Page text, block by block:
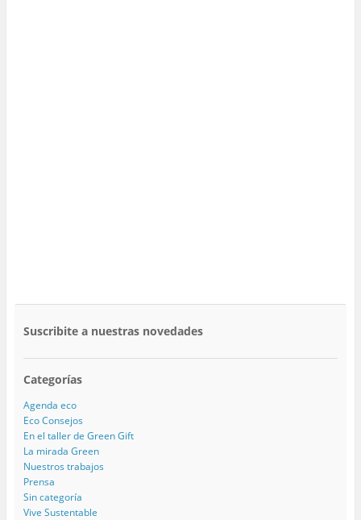
Suscribite a nuestras novedades
Categorías
Agenda eco
Eco Consejos
En el taller de Green Gift
La mirada Green
Nuestros trabajos
Prensa
Sin categoría
Vive Sustentable